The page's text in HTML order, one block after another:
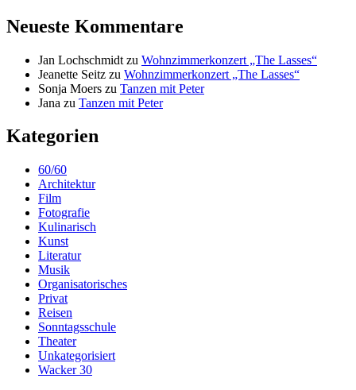
Neueste Kommentare
Jan Lochschmidt zu Wohnzimmerkonzert „The Lasses“
Jeanette Seitz zu Wohnzimmerkonzert „The Lasses“
Sonja Moers zu Tanzen mit Peter
Jana zu Tanzen mit Peter
Kategorien
60/60
Architektur
Film
Fotografie
Kulinarisch
Kunst
Literatur
Musik
Organisatorisches
Privat
Reisen
Sonntagsschule
Theater
Unkategorisiert
Wacker 30